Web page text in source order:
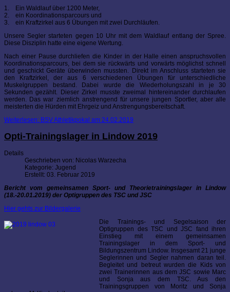
1. Ein Waldlauf über 1200 Meter,
2. ein Koordinationsparcours und
3. ein Kraftzirkel aus 6 Übungen mit zwei Durchläufen.
Unsere Segler starteten gegen 10 Uhr mit dem Waldlauf entlang der Spree.
Diese Disziplin hatte eine eigene Wertung.
Nach einer Pause durchliefen die Kinder in der Halle einen anspruchsvollen
Koordinationsparcours, bei dem sie rückwärts und vorwärts möglichst schnell
und geschickt Geräte überwinden mussten. Direkt im Anschluss starteten sie
den Kraftzirkel, der aus 6 verschiedenen Übungen für unterschiedliche
Muskelgruppen bestand. Dabei wurde die Wiederholungszahl in je 30
Sekunden gezählt. Dieser Zirkel musste zweimal hintereinander durchlaufen
werden. Das war ziemlich anstrengend für unsere jungen Sportler, aber alle
meisterten die Hürden mit Ehrgeiz und Anstrengungsbereitschaft.
Weiterlesen: BSV Athletikpokal am 24.02.2019
Opti-Trainingslager in Lindow 2019
Details
Geschrieben von: Nicolas Warzecha
Kategorie: Jugend
Erstellt: 03. Februar 2019
Bericht vom gemeinsamen Sport- und Theorietrainingslager in Lindow
(18.-20.01.2019) der Optigruppen des TSC und JSC
Hier gehts zur Bildergalerie
Die Trainings- und Segelsaison der
Optigruppen des TSC und JSC fand ihren
Einstieg mit einem gemeinsamen
Trainingslager in dem Sport- und
Bildungszentrum Lindow. Insgesamt 21 junge
Seglerinnen und Segler nahmen daran teil.
Begleitet und betreut wurden die Kids von
zwei Trainerinnen aus dem JSC sowie Marc
und Sonja aus dem TSC. Aus den
Trainingsgruppen von Moritz und Sonja